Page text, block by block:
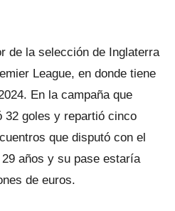
de la selección de Inglaterra
League, en donde tiene
En la campaña que
32 goles y repartió cinco
que disputó con el
años y su pase estaría
de euros.